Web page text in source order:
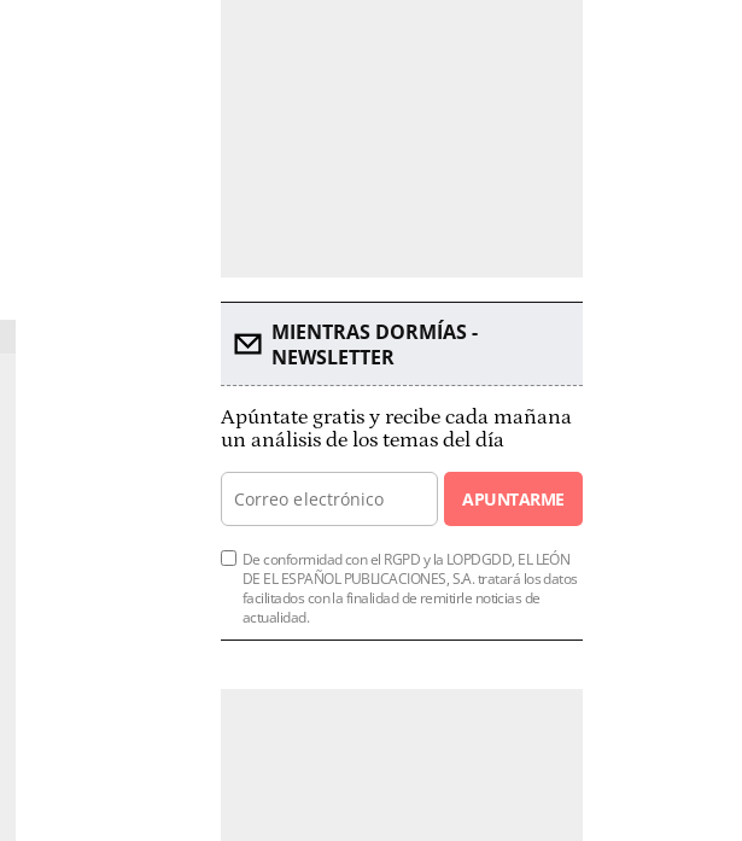
MIENTRAS DORMÍAS -
NEWSLETTER
Apúntate gratis y recibe cada mañana
un análisis de los temas del día
APUNTARME
De conformidad con el RGPD y la LOPDGDD, EL LEÓN
DE EL ESPAÑOL PUBLICACIONES, S.A. tratará los datos
facilitados con la finalidad de remitirle noticias de
actualidad.